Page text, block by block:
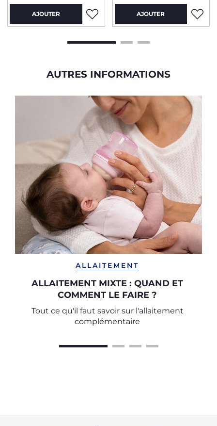
AJOUTER AJOUTER
AUTRES INFORMATIONS
ALLAITEMENT
ALLAITEMENT MIXTE : QUAND ET
COMMENT LE FAIRE ?
Tout ce qu'il faut savoir sur l'allaitement
complémentaire